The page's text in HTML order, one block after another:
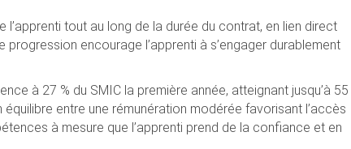
tout au long de la durée du contrat, en lien direct
encourage l’apprenti à s’engager durablement
à 27 % du SMIC la première année, atteignant jusqu’à 55
entre une rémunération modérée favorisant l’accès
à mesure que l’apprenti prend de la confiance et en